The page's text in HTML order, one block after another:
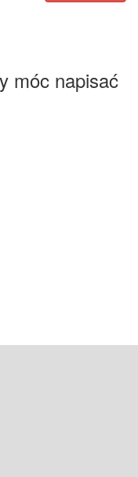
móc napisać